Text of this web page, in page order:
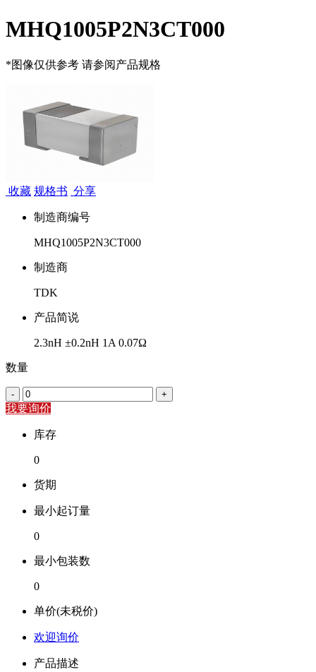
MHQ1005P2N3CT000
*图像仅供参考 请参阅产品规格
收藏 规格书 分享
制造商编号
MHQ1005P2N3CT000
制造商
TDK
产品简说
2.3nH ±0.2nH 1A 0.07Ω
数量
- +
我要询价
库存
0
货期
最小起订量
0
最小包装数
0
单价(未税价)
欢迎询价
产品描述